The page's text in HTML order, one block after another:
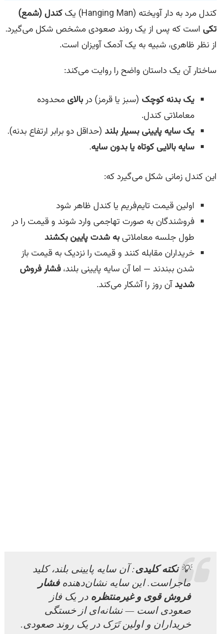
کندل مرد به دار آویخته (Hanging Man) یک
کندل (شمع)
تکی است که پس از یک روند صعودی مشخص شکل می‌گیرد.
از نظر ظاهری، شبیه به یک آدمک آویزان است.
ساختار آن یک داستان واضح را روایت می‌کند:
یک بدنه کوچک (سبز یا قرمز) دربالای محدوده
معاملاتی کندل.
یک سایه پایینی بسیار بلند (حداقل دو برابر ارتفاع بدنه).
سایه بالایی کوتاه یا بدون سایه.
این کندل زمانی شکل می‌گیرد که:
اولین قیمت تایم‌فریم یا کندل ظاهر شود
فروشندگان به صورت تهاجمی وارد شوند و قیمت را در
طول جلسه معاملاتیبه شدت پایین بکشند
خریداران مقابله کنند و قیمت را نزدیک به قیمت باز
شدن ببندند — اما آن سایه پایینی بلند،فشار فروش
شدیدآن روز را آشکار می‌کند.
💡نکته کلیدی: آن سایه پایینی بلند، کلید
ماجراست. این سایه نشان‌دهندهفشار
فروش قوی و غیرمنتظره در یک فاز
صعودی است — نشانه‌ای از خستگی
خریداران و اولین تَرَک در یک روند صعودی.